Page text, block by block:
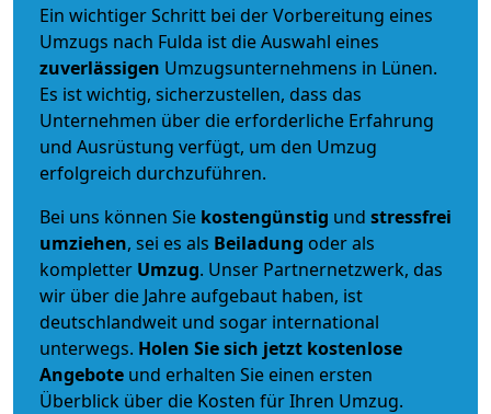
Ein wichtiger Schritt bei der Vorbereitung eines
Umzugs nach Fulda ist die Auswahl eines
zuverlässigen Umzugsunternehmens in Lünen.
Es ist wichtig, sicherzustellen, dass das
Unternehmen über die erforderliche Erfahrung
und Ausrüstung verfügt, um den Umzug
erfolgreich durchzuführen.
Bei uns können Sie kostengünstig und stressfrei
umziehen, sei es als Beiladung oder als
kompletter Umzug. Unser Partnernetzwerk, das
wir über die Jahre aufgebaut haben, ist
deutschlandweit und sogar international
unterwegs. Holen Sie sich jetzt kostenlose
Angebote und erhalten Sie einen ersten
Überblick über die Kosten für Ihren Umzug.